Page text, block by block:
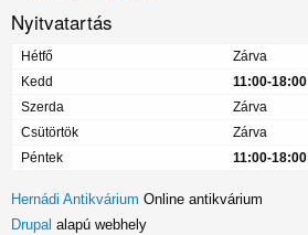
Nyitvatartás
Hétfő
Zárva
Kedd
11:00-18:00
Szerda
Zárva
Csütörtök
Zárva
Péntek
11:00-18:00
Hernádi Antikvárium Online antikvárium
Drupal alapú webhely